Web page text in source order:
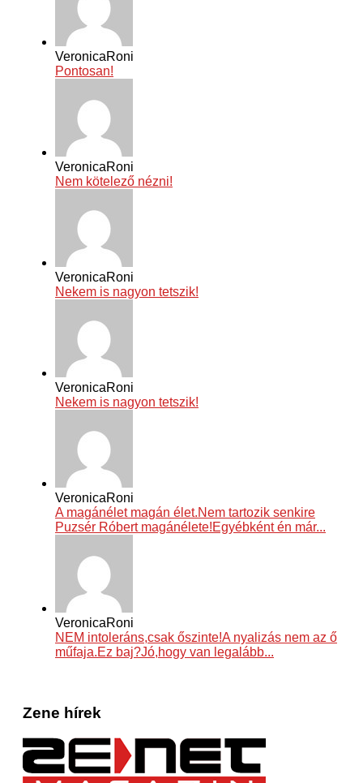
VeronicaRoni
Pontosan!
VeronicaRoni
Nem kötelező nézni!
VeronicaRoni
Nekem is nagyon tetszik!
VeronicaRoni
Nekem is nagyon tetszik!
VeronicaRoni
A magánélet magán élet.Nem tartozik senkire
Puzsér Róbert magánélete!Egyébként én már...
VeronicaRoni
NEM intoleráns,csak őszinte!A nyalizás nem az ő
műfaja.Ez baj?Jó,hogy van legalább...
Zene hírek